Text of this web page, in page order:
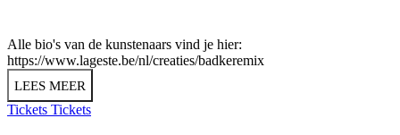
Alle bio's van de kunstenaars vind je hier:
https://www.lageste.be/nl/creaties/badkeremix
LEES MEER
Tickets Tickets